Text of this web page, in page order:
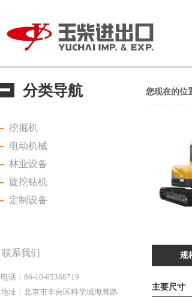
分类导航
挖掘机
电动机械
林业设备
旋挖钻机
定制设备
联系我们
电话：86-10-65388719
地址：北京市丰台区科学城海鹰路
您现在的位
规
主要尺寸